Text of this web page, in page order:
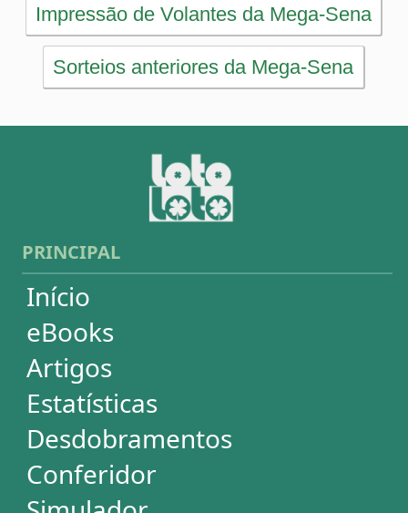
SORTEIOS
Mega-Sena
Lotofácil
Dia de Sorte
Timemania
Dupla-Sena
Lotomania
Loteria Federal
Loteca
Lotogol
Powerball
Mega Millions
Euromillions